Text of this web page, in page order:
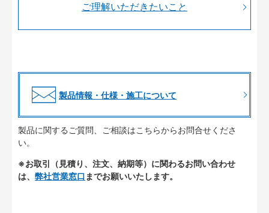
ご理解いただきたいこと
製品情報・仕様・施工について
製品に関するご質問、ご相談はこちらからお問合せくださ
い。
※お取引（見積り、注文、納期等）に関わるお問い合わせ
は、 弊社営業窓口 までお願いいたします。